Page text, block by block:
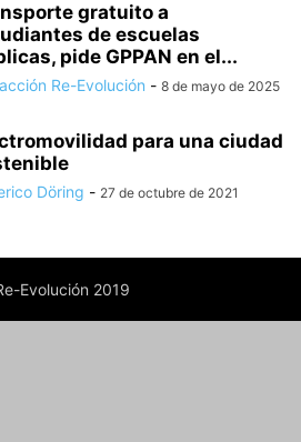
gratuito a
de escuelas
pide GPPAN en el...
Re-Evolución - 8 de mayo de 2025
para una ciudad
Döring - 27 de octubre de 2021
Evolución 2019